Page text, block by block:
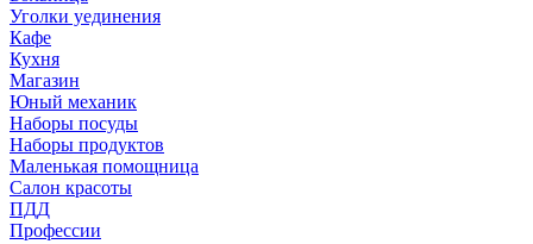
Уголки уединения
Кафе
Кухня
Магазин
Юный механик
Наборы посуды
Наборы продуктов
Маленькая помощница
Салон красоты
ПДД
Профессии